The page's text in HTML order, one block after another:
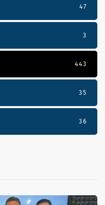
47
3
443
35
36